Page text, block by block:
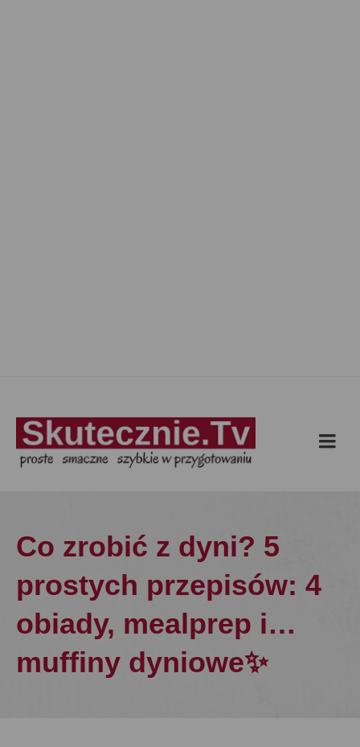
Co zrobić z dyni? 5
prostych przepisów: 4
obiady, mealprep i…
muffiny dyniowe✨